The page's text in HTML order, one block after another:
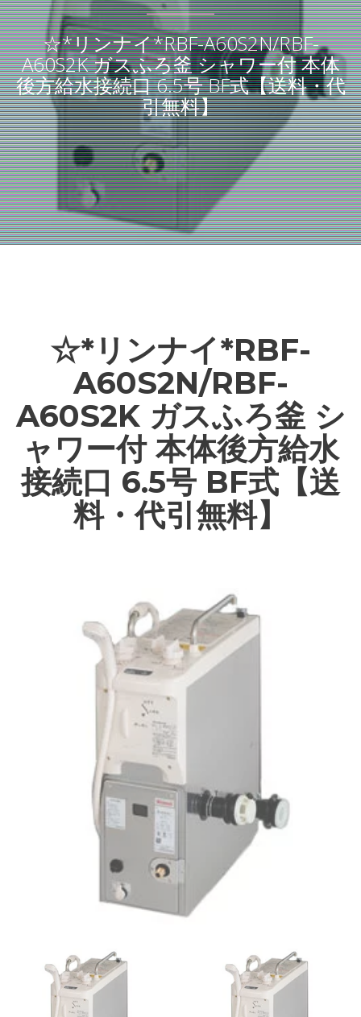
☆*リンナイ*RBF-A60S2N/RBF-
A60S2K ガスふろ釜 シャワー付 本体
後方給水接続口 6.5号 BF式【送料・代
引無料】
☆*リンナイ*RBF-
A60S2N/RBF-
A60S2K ガスふろ釜 シ
ャワー付 本体後方給水
接続口 6.5号 BF式【送
料・代引無料】